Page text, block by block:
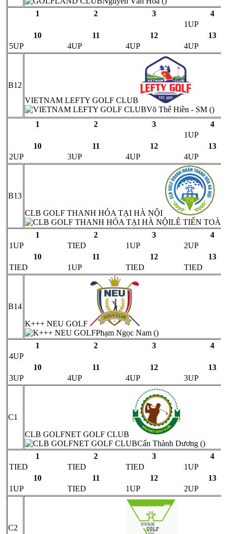
1
2 3
4
1UP
10
11 12
13
5UP
4UP 4UP 4UP
B12
VIETNAM LEFTY GOLF CLUB
Võ Thế Hiền - SM ()
1
2 3
4
1UP
10
11 12
13
2UP
3UP 4UP 4UP
B13
CLB GOLF THANH HÓA TẠI HÀ NỘI
LÊ TIẾN
1
2 3
4
1UP
TIED 1UP
2UP
10
11 12
13
TIED
1UP TIED TIED
B14
K+++ NEU GOLF
Phạm Ngọc Nam ()
1
2 3
4
4UP
10
11 12
13
3UP
4UP 4UP 3UP
C1
CLB GOLFNET GOLF CLUB
Cấn Thành Dương ()
1
2 3
4
TIED
TIED TIED
1UP
10
11 12
13
1UP
TIED 1UP 2UP
C2